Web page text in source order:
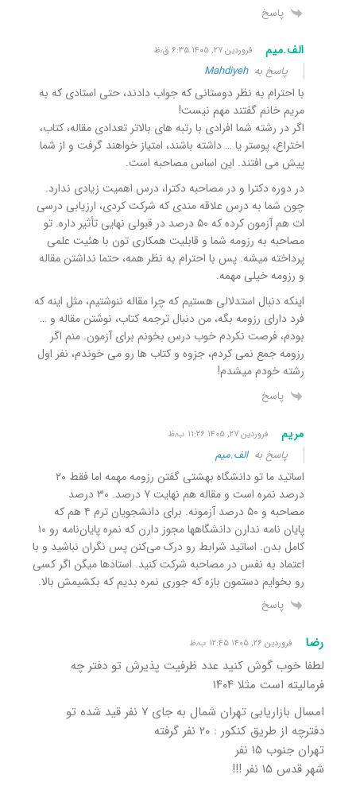
پاسخ
الف.میم فروردین ۲۷, ۱۴۰۵ ۶:۳۵ ق٫ظ
پاسخ بهMahdiyeh
با احترام به نظر دوستانی که جواب دادند، حتی استادی که به
مریم خانم گفتند مهم نیست!
اگر در رشته شما افرادی با رتبه های بالاتر تعدادی مقاله، کتاب،
اختراع، پوستر یا … داشته باشند، امتیاز خواهند گرفت و از شما
پیش می افتند. این اساس مصاحبه است.
در دوره دکترا و در مصاحبه دکترا، درس اهمیت زیادی ندارد.
چون شما به درس علاقه مندی که شرکت کردی، ارزیابی درسی
ات هم آزمون کرده که ۵۰ درصد در قبولی نهایی تأثیر داره. تو
مصاحبه به رزومه شما و قابلیت همکاری تون با هئیت علمی
پرداخته میشه. پس با احترام به نظر همه، حتما نداشتن مقاله
و رزومه خیلی مهمه.
اینکه دنبال استدلالی هستیم که چرا مقاله ننوشتیم، مثل اینه که
فرد دارای رزومه بگه، من دنبال ترجمه کتاب، نوشتن مقاله و …
بودم، فرصت نکردم خوب درس بخونم برای آزمون. منم اگر
رزومه جمع نمی کردم، جزوه و کتاب ها رو می خوندم، نفر اول
رشته خودم میشدم!
پاسخ
مریم فروردین ۲۷, ۱۴۰۵ ۱۱:۲۶ ب٫ظ
پاسخ بهالف.میم
اساتید ما تو دانشگاه بهشتی گفتن رزومه مهمه اما فقط ۲۰
درصد نمره است و مقاله هم نهایت ۷ درصد. ۳۰ درصد
مصاحبه و ۵۰ درصد آزمونه. برای دانشجویان ترم ۴ هم که
پایان نامه ندارن دانشگاهها مجوز دارن که نمره پایان‌نامه رو ۱۰
کامل بدن. اساتید شرابط رو درک می‌کنن پس نگران نباشید و با
اعتماد به نفس در مصاحبه شرکت کنید. استادها میگن اگر کسی
رو بخوایم دستمون بازه که جوری نمره بدیم که بکشیمش بالا.
پاسخ
رضا فروردین ۲۶, ۱۴۰۵ ۱۲:۴۵ ب٫ظ
لطفا خوب گوش کنید عدد ظرفیت پذیرش تو دفتر چه
فرمالیته است مثلا ۱۴۰۴
امسال بازاریابی تهران شمال به جای ۷ نفر قید شده تو
دفترچه از طریق کنکور : ۲۰ نفر گرفته
تهران جنوب ۱۵ نفر
شهر قدس ۱۵ نفر !!!